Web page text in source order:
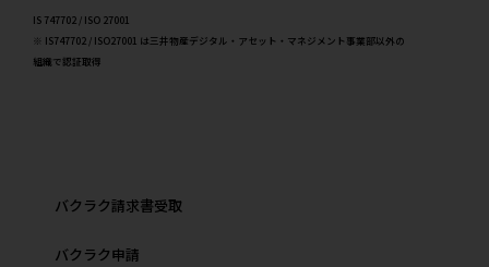
IS 747702 / ISO 27001
※ IS747702 / ISO27001 は三井物産デジタル・アセット・マネジメント事業部以外の
組織で認証取得
バクラク請求書受取
バクラク申請